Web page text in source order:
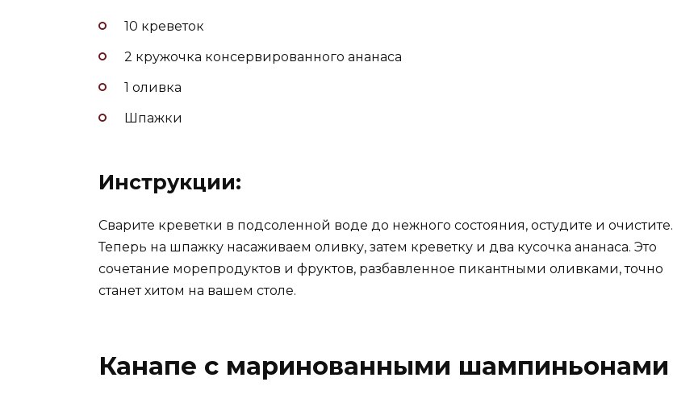
10 креветок
2 кружочка консервированного ананаса
1 оливка
Шпажки
Инструкции:
Сварите креветки в подсоленной воде до нежного состояния, остудите и очистите.
Теперь на шпажку насаживаем оливку, затем креветку и два кусочка ананаса. Это
сочетание морепродуктов и фруктов, разбавленное пикантными оливками, точно
станет хитом на вашем столе.
Канапе с маринованными шампиньонами